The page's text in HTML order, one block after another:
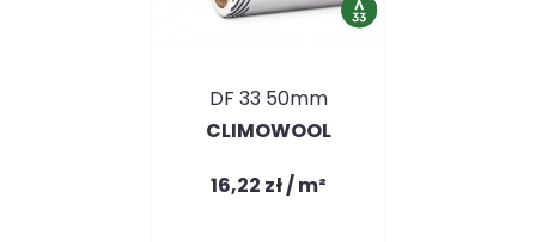
DF 33 50mm
CLIMOWOOL
16,22 zł / m²